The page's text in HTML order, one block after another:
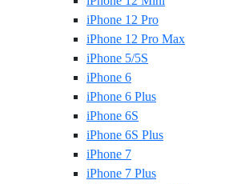
iPhone 12 Pro
iPhone 12 Pro Max
iPhone 5/5S
iPhone 6
iPhone 6 Plus
iPhone 6S
iPhone 6S Plus
iPhone 7
iPhone 7 Plus